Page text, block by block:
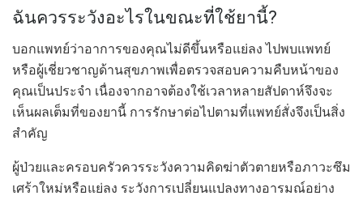
ฉันควรระวังอะไรในขณะที่ใช้ยานี้?
บอกแพทย์ว่าอาการของคุณไม่ดีขึ้นหรือแย่ลง ไปพบแพทย์
หรือผู้เชี่ยวชาญด้านสุขภาพเพื่อตรวจสอบความคืบหน้าของ
คุณเป็นประจำ เนื่องจากอาจต้องใช้เวลาหลายสัปดาห์จึงจะ
เห็นผลเต็มที่ของยานี้ การรักษาต่อไปตามที่แพทย์สั่งจึงเป็นสิ่ง
สำคัญ
ผู้ป่วยและครอบครัวควรระวังความคิดฆ่าตัวตายหรือภาวะซึม
เศร้าใหม่หรือแย่ลง ระวังการเปลี่ยนแปลงทางอารมณ์อย่าง